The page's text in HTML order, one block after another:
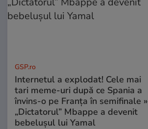
GSP.ro
Internetul a explodat! Cele mai
tari meme-uri după ce Spania a
învins-o pe Franța în semifinale »
„Dictatorul” Mbappe a devenit
bebelușul lui Yamal